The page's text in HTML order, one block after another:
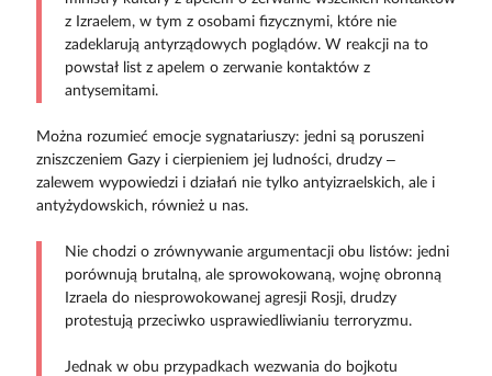
z Izraelem, w tym z osobami fizycznymi, które nie
zadeklarują antyrządowych poglądów. W reakcji na to
powstał list z apelem o zerwanie kontaktów z
antysemitami.
Można rozumieć emocje sygnatariuszy: jedni są poruszeni
zniszczeniem Gazy i cierpieniem jej ludności, drudzy –
zalewem wypowiedzi i działań nie tylko antyizraelskich, ale i
antyżydowskich, również u nas.
Nie chodzi o zrównywanie argumentacji obu listów: jedni
porównują brutalną, ale sprowokowaną, wojnę obronną
Izraela do niesprowokowanej agresji Rosji, drudzy
protestują przeciwko usprawiedliwianiu terroryzmu.
Jednak w obu przypadkach wezwania do bojkotu